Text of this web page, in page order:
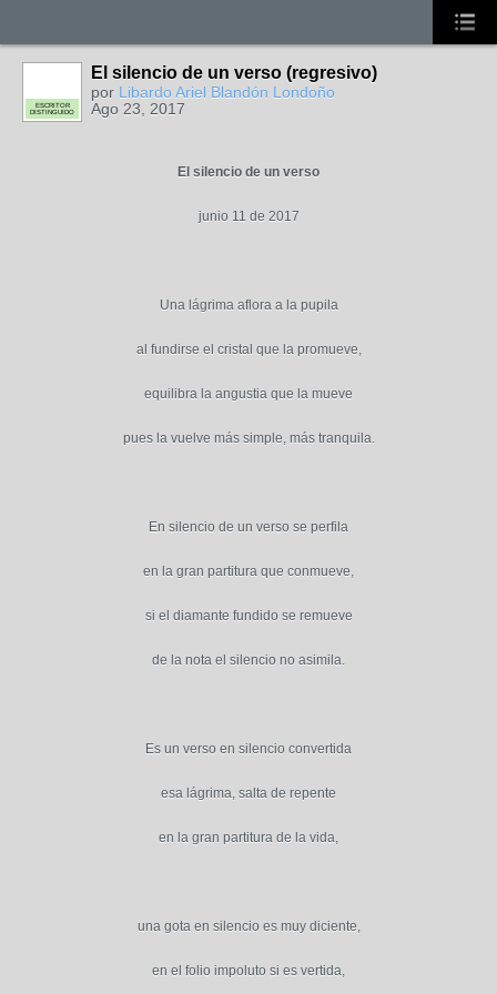
ESCRITOR
DISTINGUIDO
El silencio de un verso (regresivo)
por Libardo Ariel Blandón Londoño
Ago 23, 2017
El silencio de un verso
junio 11 de 2017
Una lágrima aflora a la pupila
al fundirse el cristal que la promueve,
equilibra la angustia que la mueve
pues la vuelve más simple, más tranquila.
En silencio de un verso se perfila
en la gran partitura que conmueve,
si el diamante fundido se remueve
de la nota el silencio no asimila.
Es un verso en silencio convertida
esa lágrima, salta de repente
en la gran partitura de la vida,
una gota en silencio es muy diciente,
en el folio impoluto si es vertida,